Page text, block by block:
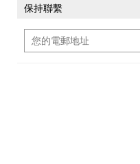
保持聯繫